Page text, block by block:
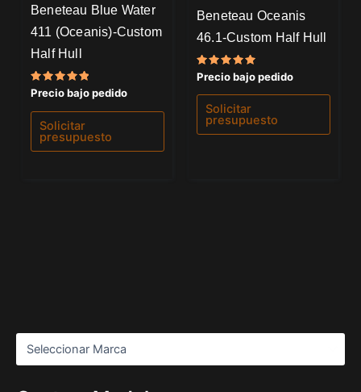
Beneteau Blue Water
411 (Oceanis)-Custom
Half Hull
Valorado
con
5.00
de 5
Precio bajo pedido
Solicitar
presupuesto
Beneteau Oceanis
46.1-Custom Half Hull
Valorado
con
5.00
de 5
Precio bajo pedido
Solicitar
presupuesto